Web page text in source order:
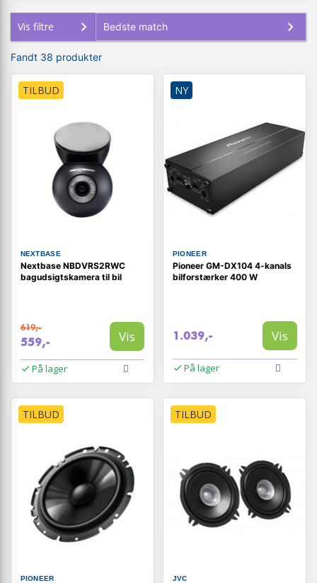
Vis filtre
Fandt 38 produkter
TILBUD
NEXTBASE
Nextbase NBDVRS2RWC
bagudsigtskamera til bil
619,-
559,- Vis
På lager
NY
PIONEER
Pioneer GM-DX104 4-kanals
bilforstærker 400 W
1.039,- Vis
På lager
TILBUD
PIONEER
TILBUD
JVC